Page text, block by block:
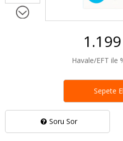
Soru Sor
Havale/EFT ile
Sepete